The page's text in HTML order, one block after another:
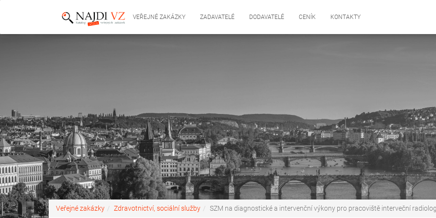
VEŘEJNÉ ZAKÁZKY ZADAVATELÉ DODAVATELÉ CENÍK KONTAKTY
Veřejné zakázky Zdravotnictví, sociální služby SZM na diagnostické a intervenční výkony pro pracoviště interveční